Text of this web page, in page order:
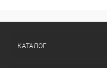
КАТАЛОГ